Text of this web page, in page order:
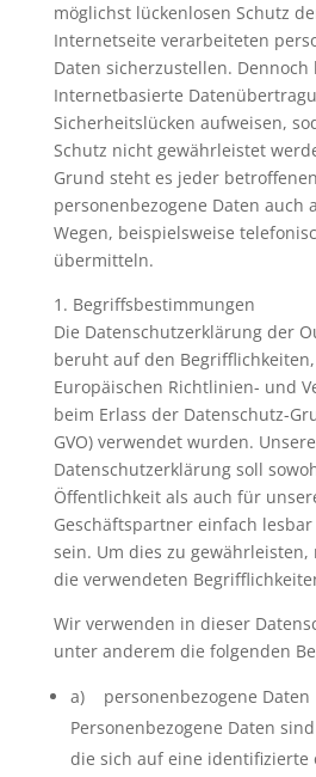
möglichst lückenlosen Schutz
Internetseite verarbeiteten
Daten sicherzustellen. Dennoch
Internetbasierte
Sicherheitslücken aufweisen,
Schutz nicht gewährleistet
Grund steht es jeder
personenbezogene Daten auch
Wegen, beispielsweise
übermitteln.
1. Begriffsbestimmungen
Die Datenschutzerklärung der
beruht auf den
Europäischen Richtlinien- und
beim Erlass der Datenschutz-
GVO) verwendet wurden. Unsere
Datenschutzerklärung soll
Öffentlichkeit als auch für
Geschäftspartner einfach
sein. Um dies zu
die verwendeten
Wir verwenden in dieser
unter anderem die folgenden
a) personenbezogene Daten
Personenbezogene Daten
die sich auf eine